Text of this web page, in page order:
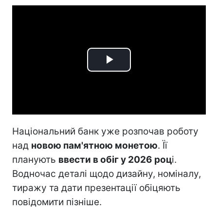
Play
Національний банк уже розпочав роботу
над новою пам'ятною монетою. Її
планують ввести в обіг у 2026 році.
Водночас деталі щодо дизайну, номіналу,
тиражу та дати презентації обіцяють
повідомити пізніше.